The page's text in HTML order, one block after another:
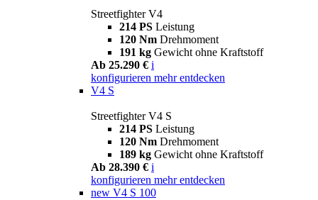
Streetfighter V4
214 PS Leistung
120 Nm Drehmoment
191 kg Gewicht ohne Kraftstoff
Ab 25.290 € i
konfigurieren mehr entdecken
V4 S
Streetfighter V4 S
214 PS Leistung
120 Nm Drehmoment
189 kg Gewicht ohne Kraftstoff
Ab 28.390 € i
konfigurieren mehr entdecken
new V4 S 100